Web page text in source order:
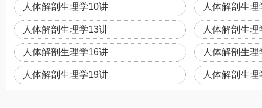
人体解剖生理学10讲 人体解剖生
人体解剖生理学13讲 人体解剖生
人体解剖生理学16讲 人体解剖生
人体解剖生理学19讲 人体解剖生